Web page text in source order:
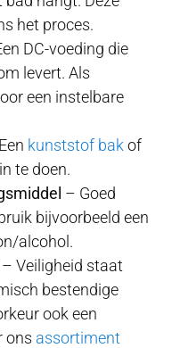
het proces.
DC-voeding die
levert. Als
een instelbare
kunststof bak of
te doen.
– Goed
bijvoorbeeld een
alcohol.
– Veiligheid staat
bestendige
ook een
ons assortiment